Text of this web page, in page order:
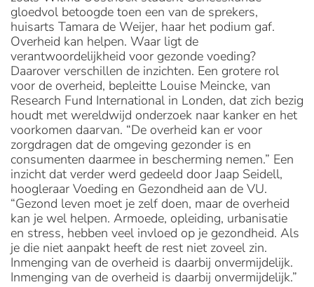
gloedvol betoogde toen een van de sprekers,
huisarts Tamara de Weijer, haar het podium gaf.
Overheid kan helpen. Waar ligt de
verantwoordelijkheid voor gezonde voeding?
Daarover verschillen de inzichten. Een grotere rol
voor de overheid, bepleitte Louise Meincke, van
Research Fund International in Londen, dat zich bezig
houdt met wereldwijd onderzoek naar kanker en het
voorkomen daarvan. “De overheid kan er voor
zorgdragen dat de omgeving gezonder is en
consumenten daarmee in bescherming nemen.” Een
inzicht dat verder werd gedeeld door Jaap Seidell,
hoogleraar Voeding en Gezondheid aan de VU.
“Gezond leven moet je zelf doen, maar de overheid
kan je wel helpen. Armoede, opleiding, urbanisatie
en stress, hebben veel invloed op je gezondheid. Als
je die niet aanpakt heeft de rest niet zoveel zin.
Inmenging van de overheid is daarbij onvermijdelijk.
Inmenging van de overheid is daarbij onvermijdelijk.”